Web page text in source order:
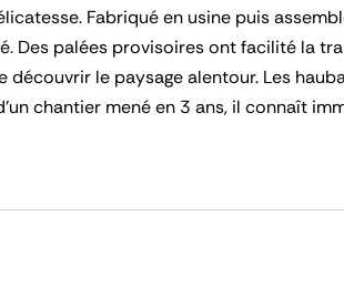
Fabriqué en usine puis
Des palées provisoires ont facilité la
le paysage alentour. Les
chantier mené en 3 ans, il connaît